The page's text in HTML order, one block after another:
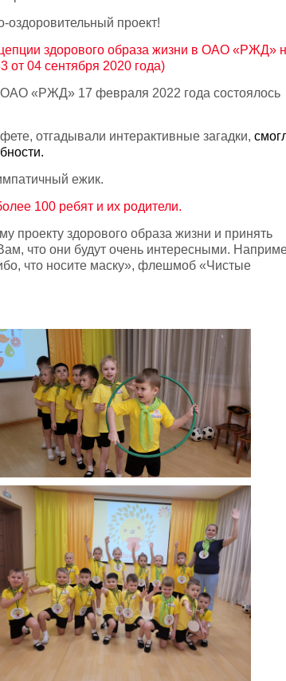
оздоровительный проект!
здорового образа жизни в ОАО «РЖД»
04 сентября 2020 года)
«РЖД» 17 февраля 2022 года состоялось
отгадывали интерактивные загадки,
ежик.
100 ребят и их родители.
здорового образа жизни и принять
что они будут очень интересными.
что носите маску», флешмоб «Чистые